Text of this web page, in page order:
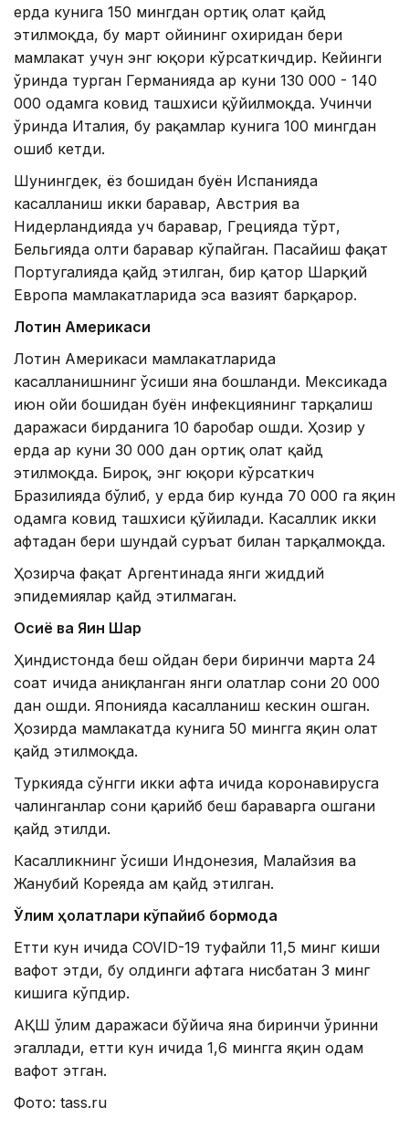
ерда кунига 150 мингдан ортиқ ҳолат қайд
этилмоқда, бу март ойининг охиридан бери
мамлакат учун энг юқори кўрсаткичдир. Кейинги
ўринда турган Германияда ҳар куни 130 000 - 140
000 одамга ковид ташхиси қўйилмоқда. Учинчи
ўринда Италия, бу рақамлар кунига 100 мингдан
ошиб кетди.
Шунингдек, ёз бошидан буён Испанияда
касалланиш икки баравар, Австрия ва
Нидерландияда уч баравар, Грецияда тўрт,
Бельгияда олти баравар кўпайган. Пасайиш фақат
Португалияда қайд этилган, бир қатор Шарқий
Европа мамлакатларида эса вазият барқарор.
Лотин Америкаси
Лотин Америкаси мамлакатларида
касалланишнинг ўсиши яна бошланди. Мексикада
июн ойи бошидан буён инфекциянинг тарқалиш
даражаси бирданига 10 баробар ошди. Ҳозир у
ерда ҳар куни 30 000 дан ортиқ ҳолат қайд
этилмоқда. Бироқ, энг юқори кўрсаткич
Бразилияда бўлиб, у ерда бир кунда 70 000 га яқин
одамга ковид ташхиси қўйилади. Касаллик икки
ҳафтадан бери шундай суръат билан тарқалмоқда.
Ҳозирча фақат Аргентинада янги жиддий
эпидемиялар қайд этилмаган.
Осиё ва Яқин Шарқ
Ҳиндистонда беш ойдан бери биринчи марта 24
соат ичида аниқланган янги ҳолатлар сони 20 000
дан ошди. Японияда касалланиш кескин ошган.
Ҳозирда мамлакатда кунига 50 мингга яқин ҳолат
қайд этилмоқда.
Туркияда сўнгги икки ҳафта ичида коронавирусга
чалинганлар сони қарийб беш бараварга ошгани
қайд этилди.
Касалликнинг ўсиши Индонезия, Малайзия ва
Жанубий Кореяда ҳам қайд этилган.
Ўлим ҳолатлари кўпайиб бормоқда
Етти кун ичида COVID-19 туфайли 11,5 минг киши
вафот этди, бу олдинги ҳафтага нисбатан 3 минг
кишига кўпдир.
АҚШ ўлим даражаси бўйича яна биринчи ўринни
эгаллади, етти кун ичида 1,6 мингга яқин одам
вафот этган.
Фото: tass.ru